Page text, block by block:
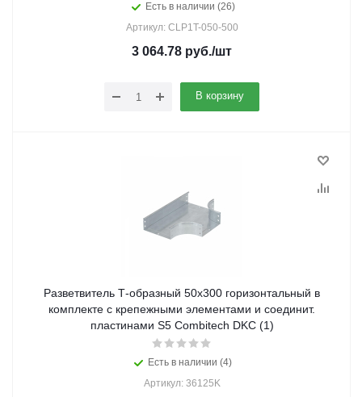
Есть в наличии (26)
Артикул: CLP1T-050-500
3 064.78 руб./шт
В корзину
Разветвитель Т-образный 50х300 горизонтальный в
комплекте с крепежными элементами и соединит.
пластинами S5 Combitech DKC (1)
Есть в наличии (4)
Артикул: 36125K